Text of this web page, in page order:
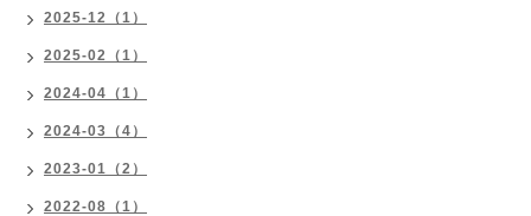
2025-12（1）
2025-02（1）
2024-04（1）
2024-03（4）
2023-01（2）
2022-08（1）